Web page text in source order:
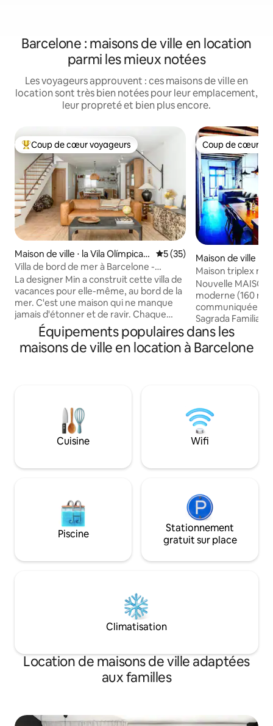
Barcelone : maisons de ville en location
parmi les mieux notées
Les voyageurs approuvent : ces maisons de ville en
location sont très bien notées pour leur emplacement,
leur propreté et bien plus encore.
Coups de cœur voyageurs les plus appréciés
Coup de cœur voyageurs
Maison de ville ⋅ la Vila Olímpica d
el Poblenou
Évaluation moyenne sur la
5 (35)
Villa de bord de mer à Barcelone -
Designer Minmin's Nest
La designer Min a construit cette villa de
vacances pour elle-même, au bord de la
mer. C'est une maison qui ne manque
jamais d'étonner et de ravir. Chaque
année, Min passe deux mois ici pour se
ressourcer. Lorsqu'elle part, elle ouvre
les portes de son logement pour
différentes parties du monde. Les
peintures sur les murs, dont beaucoup
ont été réalisées par Min elle-même,
expriment son amour délicat et
pinceau.
Coup de cœur
Coup de cœur
Maison de ville ⋅
Maison triplex
150 mètres carrés
Nouvelle MAISON
moderne (160 m ²)
communiquée, à
Sagrada Familia,
minutes. 3 CHAMBRES | 3,5 SALLES DE
BAINS | 6 LITS |
8 PERSONNES |
DE LICENCE
serviettes,
et thé En supplément : Lit
bébé/chaise/lit
(adulte)
Équipements populaires dans les
maisons de ville en location à Barcelone
Cuisine Wifi
Piscine
Stationnement
gratuit sur place
Climatisation
Location de maisons de ville adaptées
aux familles